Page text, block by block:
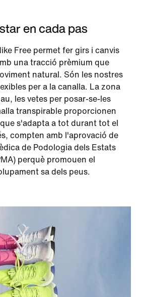
en cada pas
Free permet fer girs i canvis
una tracció prèmium que
natural. Són les nostres
per a la canalla. La zona
les vetes per posar-se-les
transpirable proporcionen
s'adapta a tot durant tot el
compten amb l'aprovació de
de Podologia dels Estats
perquè promouen el
sa dels peus.